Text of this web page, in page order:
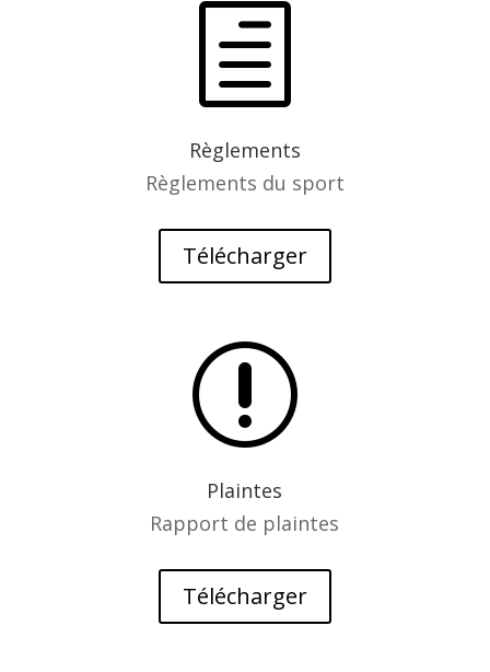
h
Règlements
Règlements du sport
Télécharger
r
Plaintes
Rapport de plaintes
Télécharger